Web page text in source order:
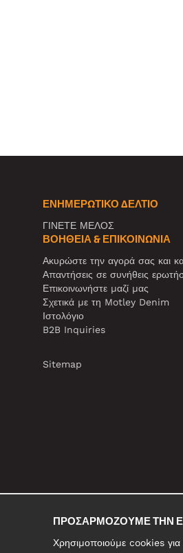
ΕΝΗΜΕΡΩΤΙΚΌ ΔΕΛΤΊΟ
ΓΙΝΕΤΕ ΜΕΛΟΣ
ΒΟΉΘΕΙΑ & ΕΠΙΚΟΙΝΩΝΊΑ
Ακυρώστε την αγορά σας και
Απαντήσεις σε συνήθεις
Επικοινωνήστε μαζί μας
Σχετικά με τη Motley Denim
Ιστολόγιο
B2B Inquiries
Sitemap
ΠΡΟΣΑΡΜΌΖΟΥΜΕ ΤΗΝ
Χρησιμοποιούμε cookies για